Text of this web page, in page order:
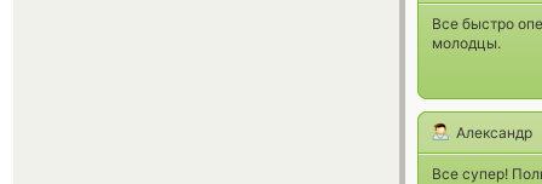
Все быстро
молодцы.
Александр
Все супер!